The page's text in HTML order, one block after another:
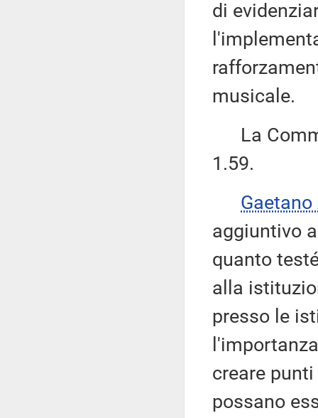
di
musicale.
La
1.59.
Gaetano
aggiuntivo
quanto
alla
presso le
creare
possano